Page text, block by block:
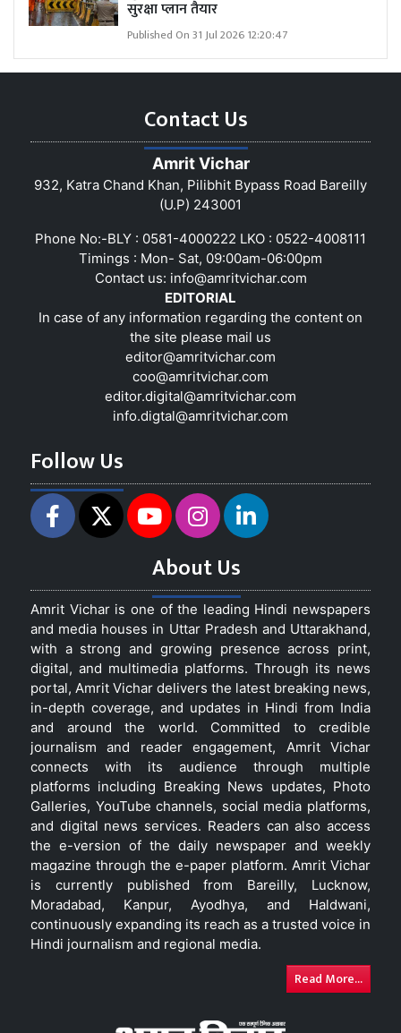
सुरक्षा प्लान तैयार
Published On 31 Jul 2026 12:20:47
Contact Us
Amrit Vichar
932, Katra Chand Khan, Pilibhit Bypass Road Bareilly
(U.P) 243001
Phone No:-BLY : 0581-4000222 LKO : 0522-4008111
Timings : Mon- Sat, 09:00am-06:00pm
Contact us: info@amritvichar.com
EDITORIAL
In case of any information regarding the content on
the site please mail us
editor@amritvichar.com
coo@amritvichar.com
editor.digital@amritvichar.com
info.digtal@amritvichar.com
Follow Us
About Us
Amrit Vichar is one of the leading Hindi newspapers
and media houses in Uttar Pradesh and Uttarakhand,
with a strong and growing presence across print,
digital, and multimedia platforms. Through its news
portal, Amrit Vichar delivers the latest breaking news,
in-depth coverage, and updates in Hindi from India
and around the world. Committed to credible
journalism and reader engagement, Amrit Vichar
connects with its audience through multiple
platforms including Breaking News updates, Photo
Galleries, YouTube channels, social media platforms,
and digital news services. Readers can also access
the e-version of the daily newspaper and weekly
magazine through the e-paper platform. Amrit Vichar
is currently published from Bareilly, Lucknow,
Moradabad, Kanpur, Ayodhya, and Haldwani,
continuously expanding its reach as a trusted voice in
Hindi journalism and regional media.
Read More...